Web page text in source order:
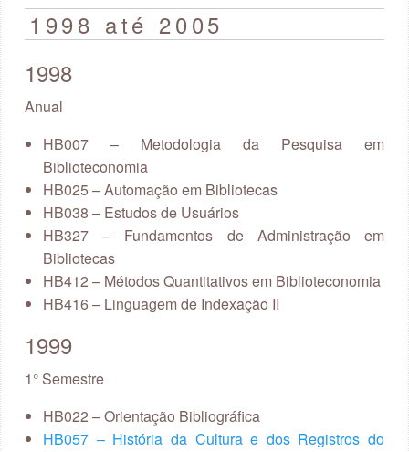
1998 até 2005
1998
Anual
HB007 – Metodologia da Pesquisa em
Biblioteconomia
HB025 – Automação em Bibliotecas
HB038 – Estudos de Usuários
HB327 – Fundamentos de Administração em
Bibliotecas
HB412 – Métodos Quantitativos em Biblioteconomia
HB416 – Linguagem de Indexação II
1999
1° Semestre
HB022 – Orientação Bibliográfica
HB057 – História da Cultura e dos Registros do